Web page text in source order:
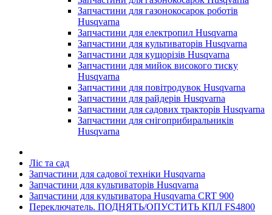
Запчастини для газонокосарок роботів
Husqvarna
Запчастини для електропил Husqvarna
Запчастини для культиваторів Husqvarna
Запчастини для кущорізів Husqvarna
Запчастини для мийок високого тиску
Husqvarna
Запчастини для повітродувок Husqvarna
Запчастини для райдерів Husqvarna
Запчастини для садових тракторів Husqvarna
Запчастини для снігоприбиральників
Husqvarna
Ліс та сад
Запчастини для садової техніки Husqvarna
Запчастини для культиваторів Husqvarna
Запчастини для культиватора Husqvarna CRT 900
Переключатель. ПОДНЯТЬ/ОПУСТИТЬ КПЛ FS4800